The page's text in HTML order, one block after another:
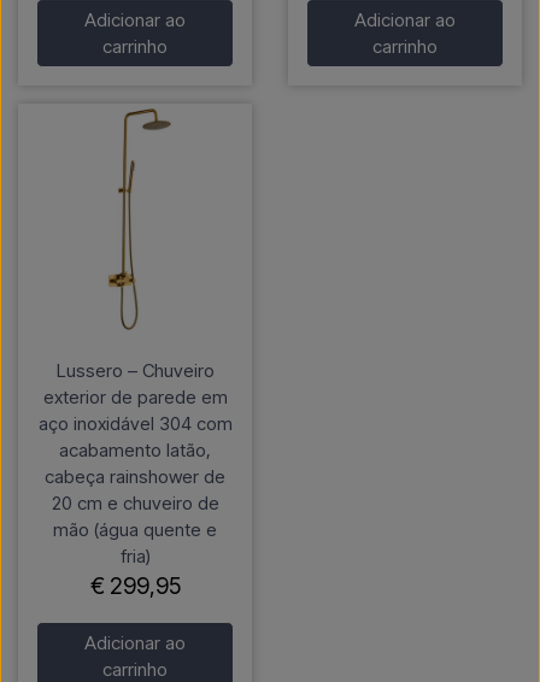
Adicionar ao
carrinho
Adicionar ao
carrinho
Lussero – Chuveiro
exterior de parede em
aço inoxidável 304 com
acabamento latão,
cabeça rainshower de
20 cm e chuveiro de
mão (água quente e
fria)
€ 299,95
Adicionar ao
carrinho